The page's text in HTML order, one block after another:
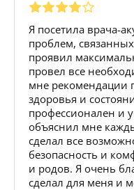
Я посетила врача-
проблем,
проявил
провел все
мне рекомендации
здоровья и
профессионален и
объяснил мне
сделал все
безопасность и
и родов. Я очень
сделал для меня и